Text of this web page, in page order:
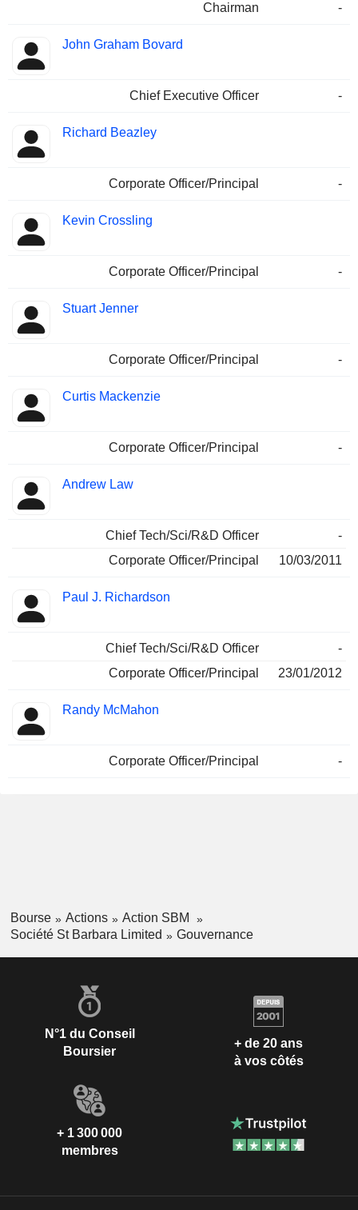
Chairman -
John Graham Bovard
Chief Executive Officer -
Richard Beazley
Corporate Officer/Principal -
Kevin Crossling
Corporate Officer/Principal -
Stuart Jenner
Corporate Officer/Principal -
Curtis Mackenzie
Corporate Officer/Principal -
Andrew Law
Chief Tech/Sci/R&D Officer
-
Corporate Officer/Principal
10/03/2011
Paul J. Richardson
Chief Tech/Sci/R&D Officer
-
Corporate Officer/Principal
23/01/2012
Randy McMahon
Corporate Officer/Principal -
Bourse Actions
Action SBM
Société St Barbara Limited
Gouvernance
N°1 du Conseil
Boursier
+ de 20 ans
à vos côtés
+ 1 300 000
membres